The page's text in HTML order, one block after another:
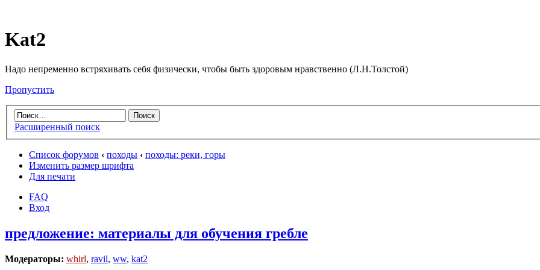
Kat2
Надо непременно встряхивать себя физически, чтобы быть здоровым нравственно (Л.Н.Толстой)
Пропустить
Расширенный поиск
Список форумов ‹ походы ‹ походы: реки, горы
Изменить размер шрифта
Для печати
FAQ
Вход
предложение: материалы для обучения гребле
Модераторы: whirl, ravil, ww, kat2